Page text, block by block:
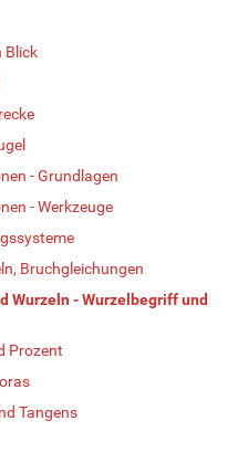
Blick
- Grundlagen
- Werkzeuge
Bruchgleichungen
Wurzeln - Wurzelbegriff und
Prozent
Tangens